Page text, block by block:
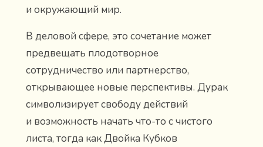
и окружающий мир.
В деловой сфере, это сочетание может
предвещать плодотворное
сотрудничество или партнерство,
открывающее новые перспективы. Дурак
символизирует свободу действий
и возможность начать что-то с чистого
листа, тогда как Двойка Кубков